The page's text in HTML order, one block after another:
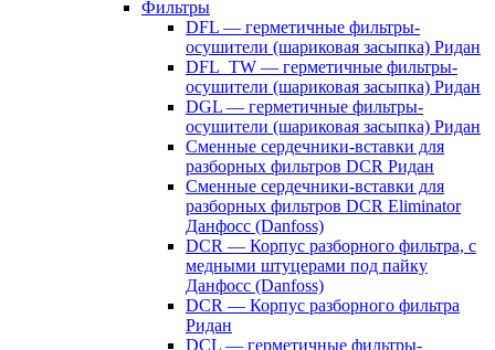
Фильтры
DFL — герметичные фильтры-
осушители (шариковая засыпка) Ридан
DFL_TW — герметичные фильтры-
осушители (шариковая засыпка) Ридан
DGL — герметичные фильтры-
осушители (шариковая засыпка) Ридан
Сменные сердечники-вставки для
разборных фильтров DCR Ридан
Сменные сердечники-вставки для
разборных фильтров DCR Eliminator
Данфосс (Danfoss)
DCR — Корпус разборного фильтра, с
медными штуцерами под пайку
Данфосс (Danfoss)
DCR — Корпус разборного фильтра
Ридан
DCL — герметичные фильтры-